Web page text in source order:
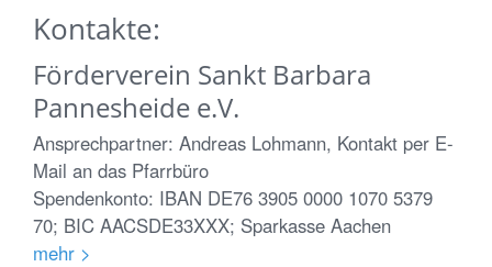
Kontakte:
Förderverein Sankt Barbara
Pannesheide e.V.
Ansprechpartner: Andreas Lohmann, Kontakt per E-
Mail an das Pfarrbüro
Spendenkonto: IBAN DE76 3905 0000 1070 5379
70; BIC AACSDE33XXX; Sparkasse Aachen
mehr >